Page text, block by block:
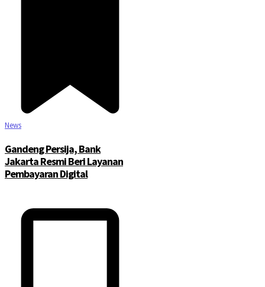
News
Gandeng Persija, Bank
Jakarta Resmi Beri Layanan
Pembayaran Digital